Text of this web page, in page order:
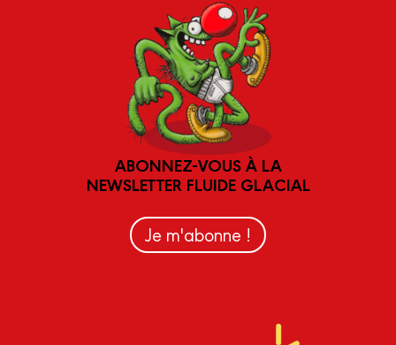
ABONNEZ-VOUS À LA
NEWSLETTER FLUIDE GLACIAL
Je m'abonne !